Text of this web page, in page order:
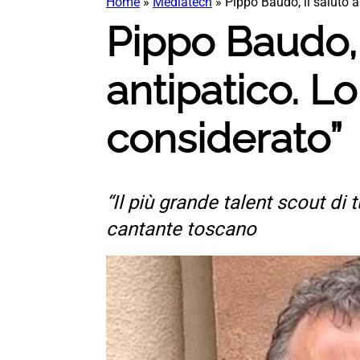
Pippo
antipatico.
considerato”
“Il più grande talent scout di
cantante toscano